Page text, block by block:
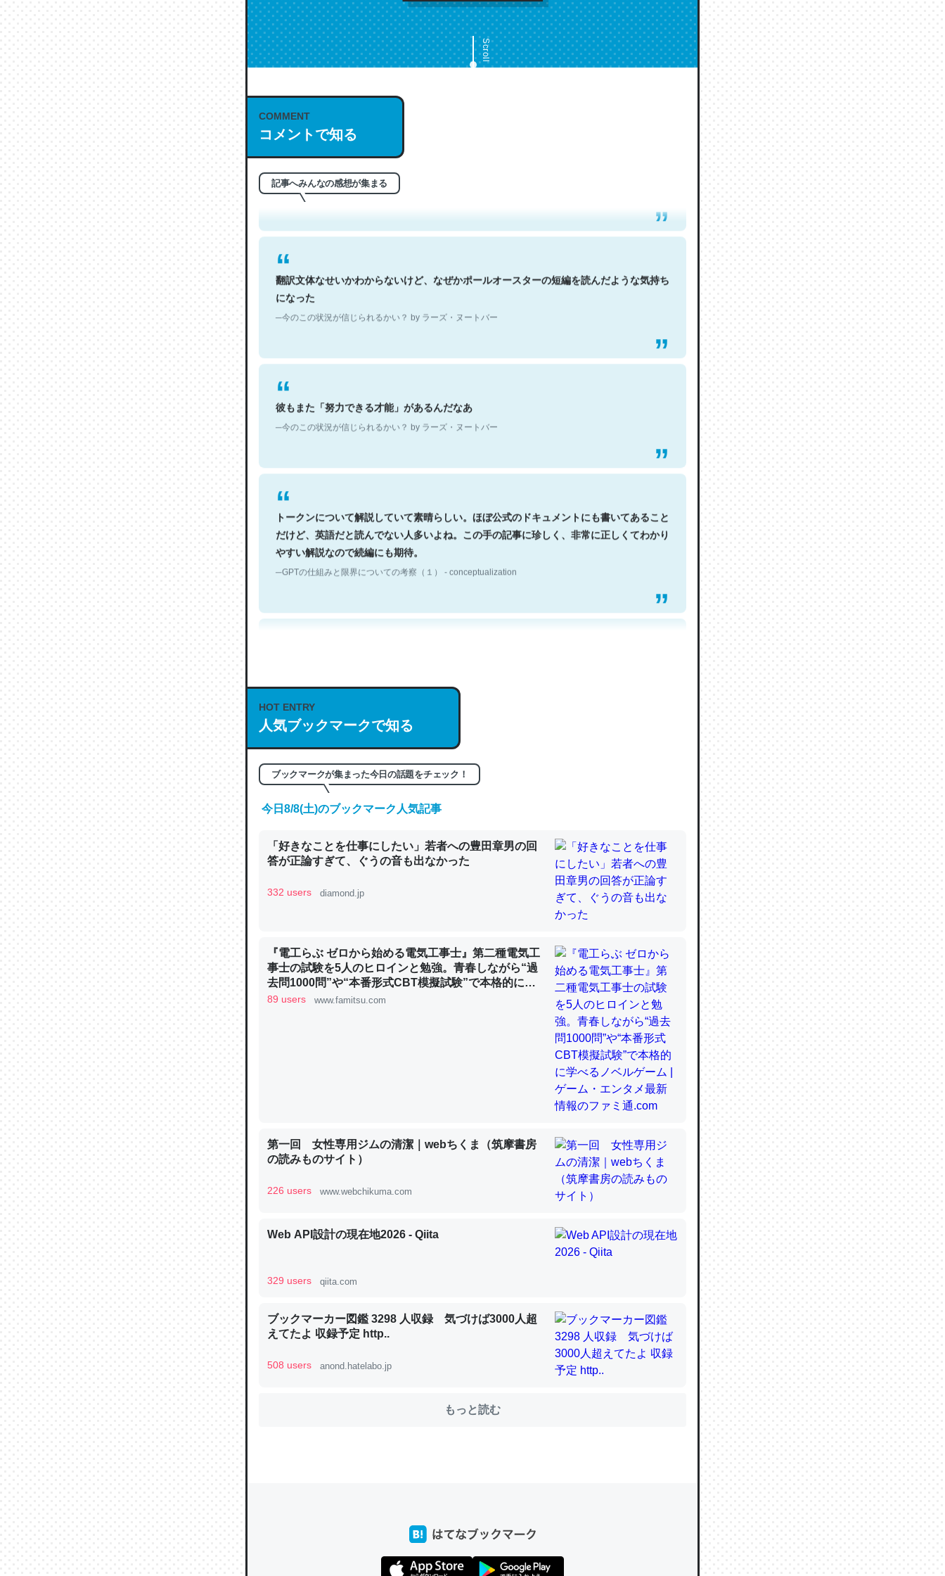
Scroll
COMMENT
コメントで知る
記事へみんなの感想が集まる
これは名文。彼はとてもクレバーなんだろうなと凄く思う。英語少しでも読める人は原文
もお勧め。自分はこの流れ好き。Let’s Fucking Go. Then Covid hit. Shit.
─今のこの状況が信じられるかい？ by ラーズ・ヌートバー
翻訳文体なせいかわからないけど、なぜかポールオースターの短編を読んだような気持ち
になった
─今のこの状況が信じられるかい？ by ラーズ・ヌートバー
彼もまた「努力できる才能」があるんだなあ
─今のこの状況が信じられるかい？ by ラーズ・ヌートバー
トークンについて解説していて素晴らしい。ほぼ公式のドキュメントにも書いてあること
だけど、英語だと読んでない人多いよね。この手の記事に珍しく、非常に正しくてわかり
やすい解説なので続編にも期待。
─GPTの仕組みと限界についての考察（１） - conceptualization
これは良記事。32768トークンだと英語小説100ページ分くらい。小説でいう「ずっと前
の伏線」は回収されないけど、短期記憶というには多い分量。進化すればするほど分かり
やすく強くなりそう
昆虫ってカルシウム少ないのか。知らんかった。調べたらコオロギのカルシウム分はエビ
─ニュース :: 【研究発表】昆虫学の大問題＝「昆虫はなぜ海にいないのか」に関する新仮説
論文では「淡水はカルシウムも酸素も不足してて両方に不利だから両方が拮抗してるので
は」とあって面白い。海にいる鋏角類（カブトガニ・ウミグモ）はカルシウムを使わずキ
─ニュース :: 【研究発表】昆虫学の大問題＝「昆虫はなぜ海にいないのか」に関する新仮説
これを元に考えるとカルシウムを大量に使う脊椎動物と貝類は苦労してるんだな…。腹足
─ニュース :: 【研究発表】昆虫学の大問題＝「昆虫はなぜ海にいないのか」に関する新仮説
ウチもEchoを実家に置いて４年。でたまに覗いてる。ぼちぼちRingも置こうかと画策
中。あと、Googleマップで位置情報を共有してる。電池残量や充電中かが分かるのでこ
─たまにLINEするくらいだった遠方の父67歳と僕。ITツール導入でコミュニケーションが劇的に変化し
─たまにLINEするくらいだった遠方の父67歳と僕。ITツール導入でコミュニケーションが劇的に変化し
HOT ENTRY
人気ブックマークで知る
ブックマークが集まった今日の話題をチェック！
今日8/8(土)のブックマーク人気記事
「好きなことを仕事にしたい」若者への豊田章男の回
答が正論すぎて、ぐうの音も出なかった
332 users diamond.jp
『電工らぶ ゼロから始める電気工事士』第二種電気工
事士の試験を5人のヒロインと勉強。青春しながら“過
去問1000問”や“本番形式CBT模擬試験”で本格的に学
べるノベルゲーム | ゲーム・エンタメ最新情報のファミ
89 users www.famitsu.com
第一回 女性専用ジムの清潔｜webちくま（筑摩書房
の読みものサイト）
226 users www.webchikuma.com
Web API設計の現在地2026 - Qiita
329 users qiita.com
ブックマーカー図鑑 3298 人収録 気づけば3000人超
えてたよ 収録予定 http..
508 users anond.hatelabo.jp
もっと読む